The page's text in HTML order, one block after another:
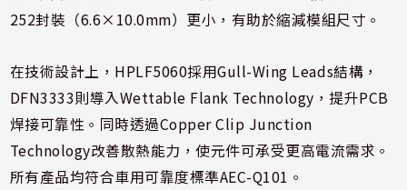
252封裝（6.6×10.0mm）更小，有助於縮減模組尺寸。
在技術設計上，HPLF5060採用Gull-Wing Leads結構，
DFN3333則導入Wettable Flank Technology，提升PCB
焊接可靠性。同時透過Copper Clip Junction
Technology改善散熱能力，使元件可承受更高電流需求。
所有產品均符合車用可靠度標準AEC-Q101。